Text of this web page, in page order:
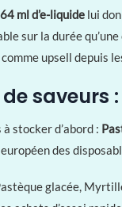
ml d’e-liquide lui
sur la durée
upsell depuis
saveurs
stocker d’abord :
des
glacée,